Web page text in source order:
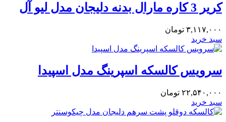
کریر 3 کاره مارال بدنه دلیجان مدل لیو آل
۳,۱۱۷,۰۰۰ تومان
سبد خرید
سرویس کالسکه اسپرینگ مدل اسپیدا
۲۲,۵۴۰,۰۰۰ تومان
سبد خرید